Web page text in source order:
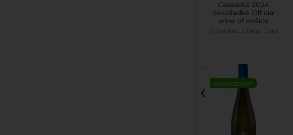
Cassavita 2024
polosladké Official
wine of Košice
Chateau Grand Bari
Nízkohistamín
‹